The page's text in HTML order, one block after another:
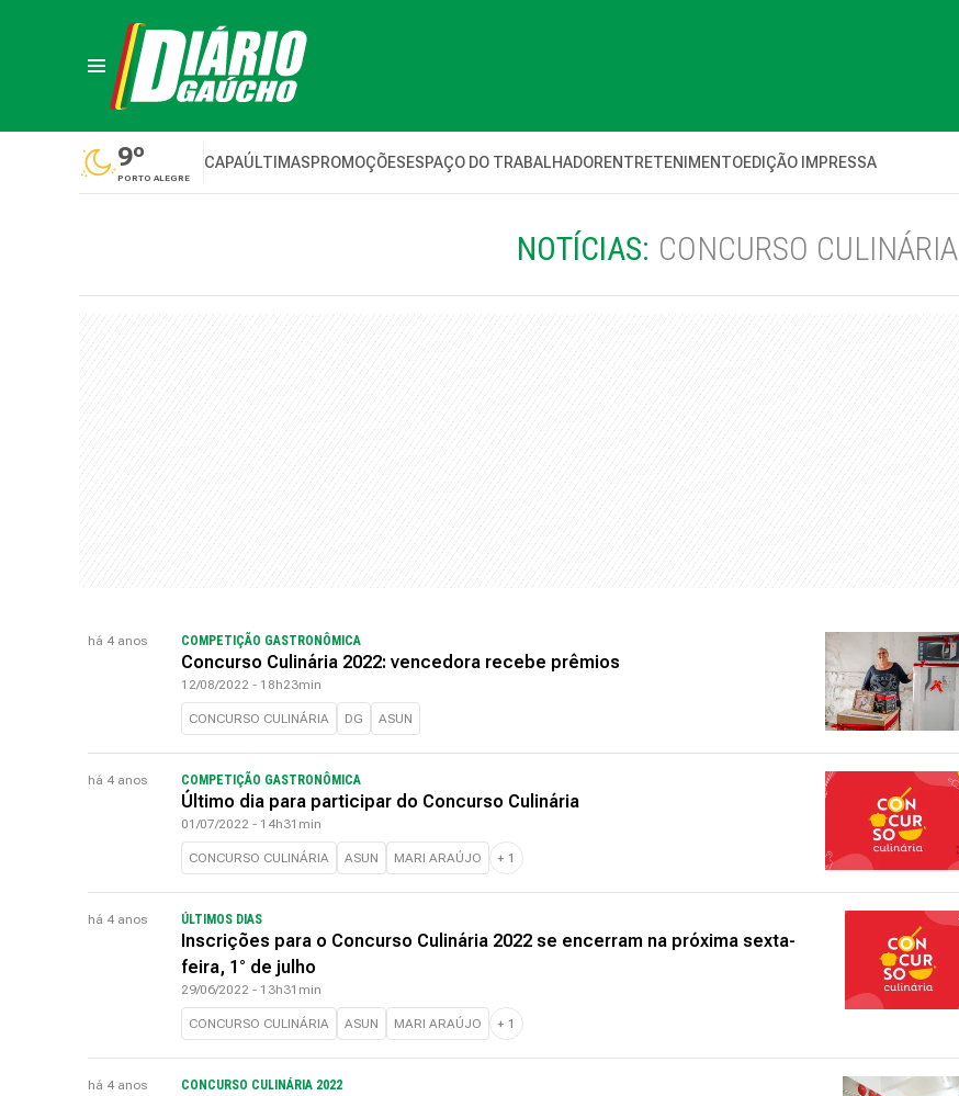
9º
PORTO ALEGRE
CAPAÚLTIMASPROMOÇÕESESPAÇO DO TRABALHADORENTRETENIMENTOEDIÇÃO IMPRESSA
NOTÍCIAS: CONCURSO CULINÁRIA
há 4 anos COMPETIÇÃO GASTRONÔMICA
Concurso Culinária 2022: vencedora recebe prêmios
12/08/2022 - 18h23min
CONCURSO CULINÁRIA DG ASUN
há 4 anos COMPETIÇÃO GASTRONÔMICA
Último dia para participar do Concurso Culinária
01/07/2022 - 14h31min
CONCURSO CULINÁRIA ASUN MARI ARAÚJO + 1
há 4 anos ÚLTIMOS DIAS
Inscrições para o Concurso Culinária 2022 se encerram na próxima sexta-
feira, 1° de julho
29/06/2022 - 13h31min
CONCURSO CULINÁRIA ASUN MARI ARAÚJO + 1
há 4 anos CONCURSO CULINÁRIA 2022